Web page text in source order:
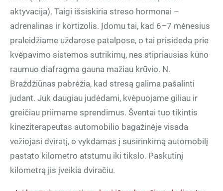
aktyvacija). Taigi išsiskiria streso hormonai –
adrenalinas ir kortizolis. Įdomu tai, kad 6–7 mėnesius
praleidžiame uždarose patalpose, o tai prisideda prie
kvėpavimo sistemos sutrikimų, nes stipriausias kūno
raumuo diafragma gauna mažiau krūvio. N.
Braždžiūnas pabrėžia, kad stresą galima pašalinti
judant. Juk daugiau judėdami, kvėpuojame giliau ir
greičiau priimame sprendimus. Šventai tuo tikintis
kineziterapeutas automobilio bagažinėje visada
vežiojasi dviratį, o vykdamas į susirinkimą automobilį
pastato kilometro atstumu iki tikslo. Paskutinį
kilometrą jis įveikia dviračiu.